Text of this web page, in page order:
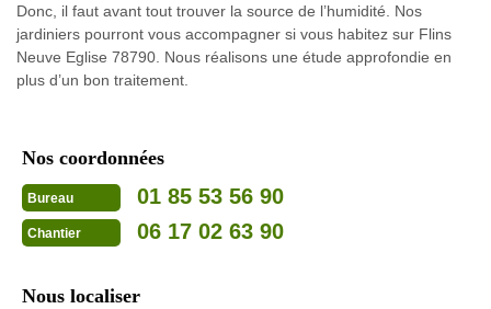
Donc, il faut avant tout trouver la source de l’humidité. Nos
jardiniers pourront vous accompagner si vous habitez sur Flins
Neuve Eglise 78790. Nous réalisons une étude approfondie en
plus d’un bon traitement.
Nos coordonnées
Bureau 01 85 53 56 90
Chantier 06 17 02 63 90
Nous localiser